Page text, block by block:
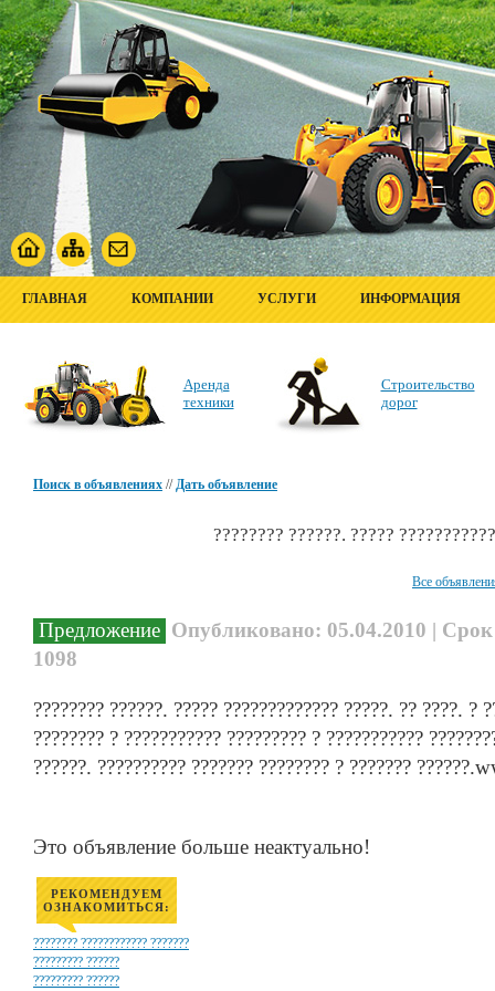
ГЛАВНАЯ КОМПАНИИ УСЛУГИ ИНФОРМАЦИЯ
Аренда
техники
Строительство
дорог
Поиск в объявлениях //Дать объявление
???????? ??????. ?????
Все
Предложение Опубликовано: 05.04.2010 |
1098
???????? ??????. ????? ????????????? ?????. ?? ????. ?
???????? ? ??????????? ????????? ? ???????????
??????. ?????????? ??????? ???????? ? ???????
Это объявление больше неактуально!
РЕКОМЕНДУЕМ
ОЗНАКОМИТЬСЯ:
???????? ???????????? ???????
????????? ??????
????????? ??????